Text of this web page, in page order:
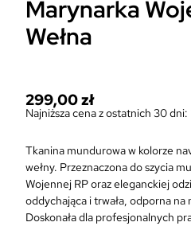
Marynarka
Wełna
299,00zł
Najniższa cena z ostatnich 30 dni:
Tkanina mundurowa w kolorze
wełny. Przeznaczona do szycia
Wojennej RP oraz eleganckiej
oddychająca i trwała, odporna
Doskonała dla profesjonalnych